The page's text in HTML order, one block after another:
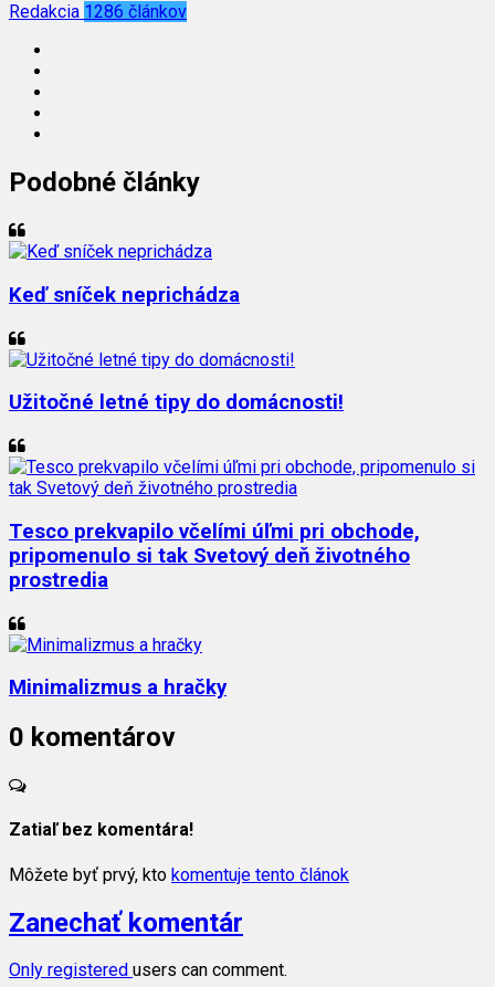
Redakcia 1286 článkov
Podobné články
Keď sníček neprichádza
Užitočné letné tipy do domácnosti!
Tesco prekvapilo včelími úľmi pri obchode,
pripomenulo si tak Svetový deň životného
prostredia
Minimalizmus a hračky
0 komentárov
Zatiaľ bez komentára!
Môžete byť prvý, kto komentuje tento článok
Zanechať komentár
Only registered users can comment.